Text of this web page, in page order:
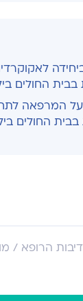
החולים
המרפאה
בבית החולים
תל אביב.
כרופאה
הרופא /